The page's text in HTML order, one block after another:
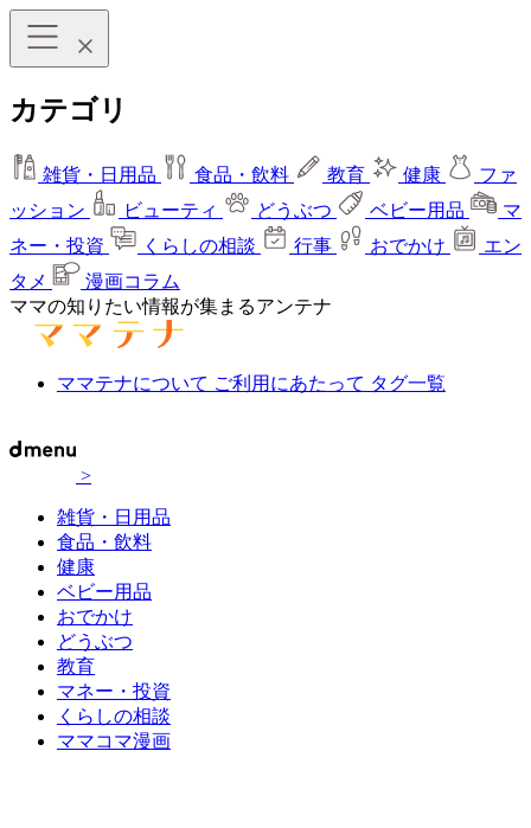
カテゴリ
雑貨・日用品 食品・飲料 教育 健康
ファ
ッション
ビューティ どうぶつ ベビー用品
マ
ネー・投資
くらしの相談 行事 おでかけ
エン
タメ
漫画コラム
ママの知りたい情報が集まるアンテナ
ママテナについて ご利用にあたって タグ一覧
>
雑貨・日用品
食品・飲料
健康
ベビー用品
おでかけ
どうぶつ
教育
マネー・投資
くらしの相談
ママコマ漫画